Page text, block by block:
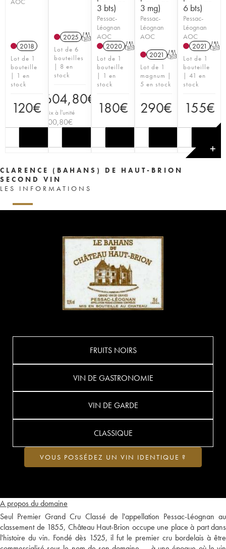
2018
Lot de 1
bouteille
| 1 en
stock
120€
2025 T
Lot de 6
bouteilles
| 8 en
stock
604,80€
Prix à l'unité
100,80€
3 bts)
Pessac-
Léognan
AOC
2020 T
Lot de 1
bouteille
| 1 en
stock
180€
3 mg)
Pessac-
Léognan
AOC
2021 T
Lot de 1
magnum |
5 en stock
290€
6 bts)
Pessac-
Léognan
AOC
2021 T
Lot de 1
bouteille
| 41 en
stock
155€
✕
CLARENCE (BAHANS) DE HAUT-BRION
SECOND VIN
LES INFORMATIONS
A propos du domaine
Seul Premier Grand Cru Classé de l'appellation Pessac-Léognan au
classement de 1855, Château Haut-Brion occupe une place à part dans
l'histoire du vin. Fondé dès 1525, il fut le premier cru bordelais à être
FRUITS NOIRS
VIN DE GASTRONOMIE
VIN DE GARDE
CLASSIQUE
VOUS POSSÉDEZ UN VIN IDENTIQUE ?